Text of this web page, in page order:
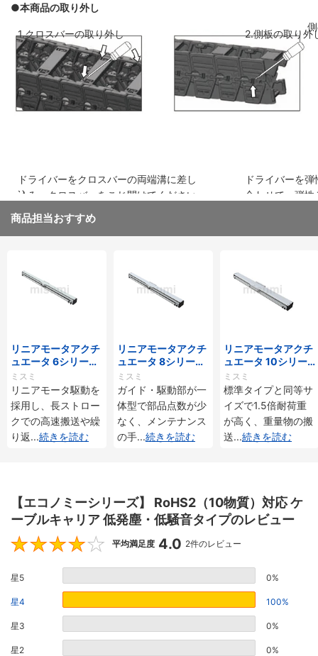
側板のリンクを斜めに前のリンクに差し
込み、はめ込みます
弾性シートを両
ください
●本商品の取り外し
1.クロスバーの取り外し 2.側板の取り外
ドライバーをクロスバーの両端溝に差し
込み、クロスバーをこじ開けてください
ドライバーを
合わせて、弾
商品担当おすすめ
リニアモータアクチ
ュエータ 6シリーズ
標準タイプ インクリ
メンタル・アブソリ
ュート仕様
ミスミ
リニアモータ駆動を
採用し、長ストロー
クでの高速搬送や繰
り返...続きを読む
リニアモータアクチ
ュエータ 8シリーズ
標準タイプ インクリ
メンタル・アブソリ
ュート仕様
ミスミ
ガイド・駆動部が一
体型で部品点数が少
なく、メンテナンス
の手...続きを読む
リニアモータアクチ
ュエータ 10シリー
ズ 標準タイプ 重荷
重 インクリメンタ
ル・アブソリュート
仕様
ミスミ
標準タイプと同等サ
イズで1.5倍耐荷重
が高く、重量物の搬
送...続きを読む
【エコノミーシリーズ】 RoHS2（10物質）対応 ケ
ーブルキャリア 低発塵・低騒音タイプのレビュー
4
平均満足度 4.0 2件のレビュー
星5 0%
星4 100%
星3 0%
星2 0%